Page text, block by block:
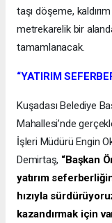
taşı döşeme,
metrekarelik bir
tamamlanacak.
“YATIRIM
Kuşadası Belediye
Mahallesi’nde
İşleri Müdürü Engin
Demirtaş, “Başkan
yatırım
hızıyla
kazandırmak için